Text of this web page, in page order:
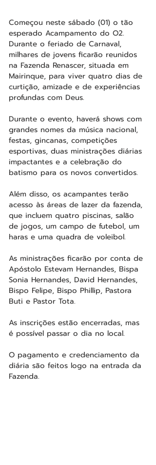
Começou neste sábado (01) o tão
esperado Acampamento do O2.
Durante o feriado de Carnaval,
milhares de jovens ficarão reunidos
na Fazenda Renascer, situada em
Mairinque, para viver quatro dias de
curtição, amizade e de experiências
profundas com Deus.
Durante o evento, haverá shows com
grandes nomes da música nacional,
festas, gincanas, competições
esportivas, duas ministrações diárias
impactantes e a celebração do
batismo para os novos convertidos.
Além disso, os acampantes terão
acesso às áreas de lazer da fazenda,
que incluem quatro piscinas, salão
de jogos, um campo de futebol, um
haras e uma quadra de voleibol.
As ministrações ficarão por conta de
Apóstolo Estevam Hernandes, Bispa
Sonia Hernandes, David Hernandes,
Bispo Felipe, Bispo Phillip, Pastora
Buti e Pastor Tota.
As inscrições estão encerradas, mas
é possível passar o dia no local.
O pagamento e credenciamento da
diária são feitos logo na entrada da
Fazenda.